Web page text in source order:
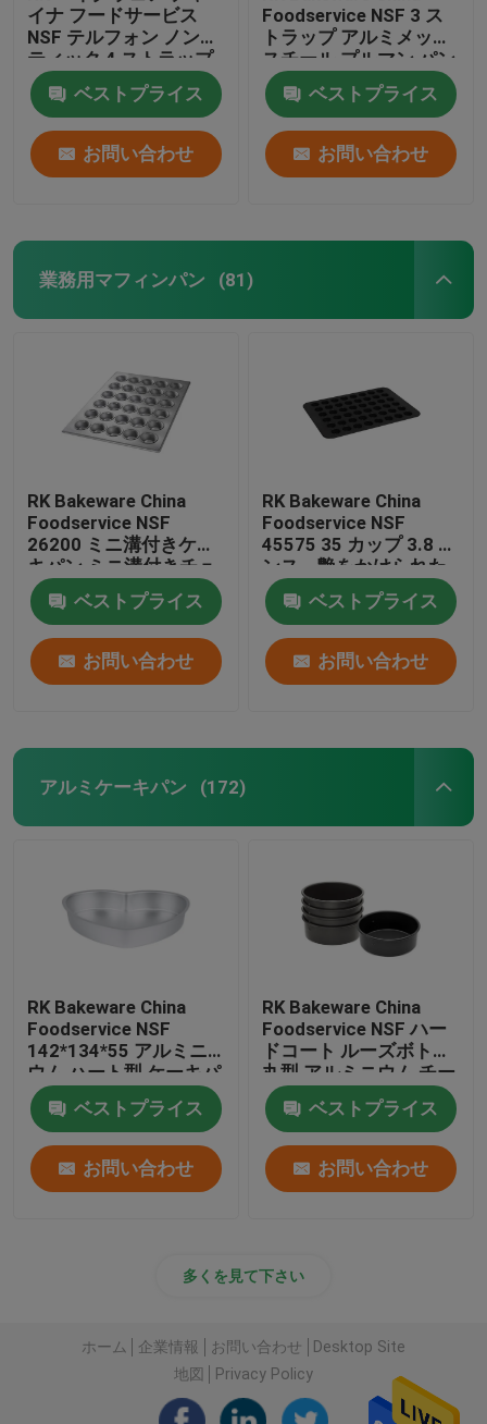
イナ フードサービス
NSF テルフォン ノンス
ティック 4 ストラップ
アルミメッキ プルマン
ローフ パン / スチール
ハース パン パン
ベストプライス
お問い合わせ
Foodservice NSF 3 ス
トラップ アルミメッキ
スチール プルマン パン
非ネスティング ドロッ
プ カバー ドロップ オ
ン パン ブリキの蓋
ベストプライス
お問い合わせ
業務用マフィンパン (81)
RK Bakeware China
Foodservice NSF
26200 ミニ溝付きケー
キパン ミニ溝付きチュ
ーブケーキトレイ
ベストプライス
お問い合わせ
RK Bakeware China
Foodservice NSF
45575 35 カップ 3.8 オ
ンス。艶をかけられた
アルミニウムで処理さ
れた鋼鉄マフィン型の
カップケーキ型
ベストプライス
お問い合わせ
アルミケーキパン (172)
RK Bakeware China
Foodservice NSF
142*134*55 アルミニ
ウム ハート型 ケーキパ
ン ルーズボトム
ベストプライス
お問い合わせ
RK Bakeware China
Foodservice NSF ハー
ドコート ルーズボトム
丸型 アルミニウム チー
ズケーキパン シフォン
ケーキパンベストプライス
お問い合わせ
多くを見て下さい
ホーム 企業情報 お問い合わせ
Desktop Site
地図
Privacy Policy